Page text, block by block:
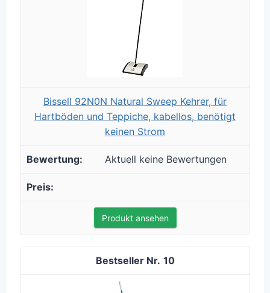
Bissell 92N0N Natural Sweep Kehrer, für
Hartböden und Teppiche, kabellos, benötigt
keinen Strom
Aktuell keine Bewertungen
Produkt ansehen
10